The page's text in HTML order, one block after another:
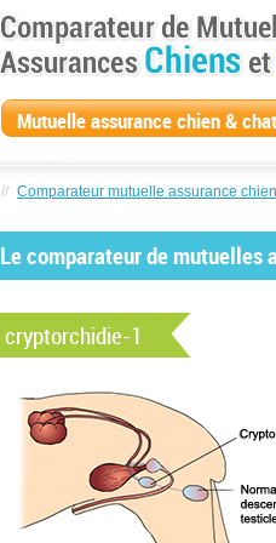
Mutuelle assurance chien & chat
// Comparateur mutuelle assurance
Le comparateur de mutuelles
cryptorchidie-1